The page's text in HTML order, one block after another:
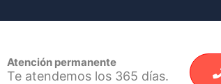
Atención permanente
Te atendemos los 365 días.